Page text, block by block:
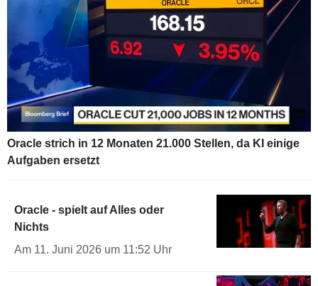
Oracle strich in 12 Monaten 21.000 Stellen, da KI einige
Aufgaben ersetzt
Oracle - spielt auf Alles oder
Nichts
Am 11. Juni 2026 um 11:52 Uhr